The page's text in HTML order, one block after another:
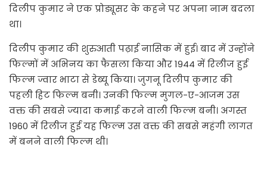
दिलीप कुमार ने एक प्रोड्यूसर के कहने पर अपना नाम बदला
था।
दिलीप कुमार की शुरुआती पढ़ाई नासिक में हुई। बाद में उन्होंने
फिल्मों में अभिनय का फैसला किया और 1944 में रिलीज हुई
फिल्म ज्वार भाटा से डेब्यू किया। जुगनू दिलीप कुमार की
पहली हिट फिल्म बनी। उनकी फिल्म मुगल-ए-आजम उस
वक्त की सबसे ज्यादा कमाई करने वाली फिल्म बनी। अगस्त
1960 में रिलीज हुई यह फिल्म उस वक्त की सबसे महंगी लागत
में बनने वाली फिल्म थी।